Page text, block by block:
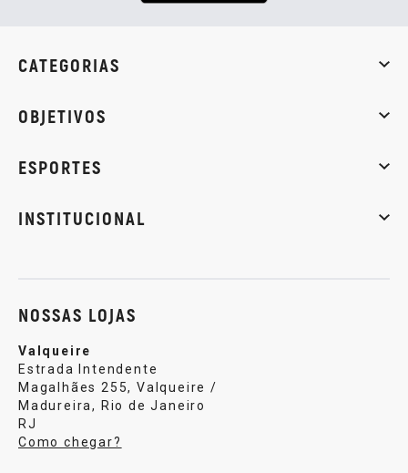
CATEGORIAS
OBJETIVOS
ESPORTES
INSTITUCIONAL
NOSSAS LOJAS
Valqueire
Estrada Intendente
Magalhães 255, Valqueire /
Madureira, Rio de Janeiro
RJ
Como chegar?